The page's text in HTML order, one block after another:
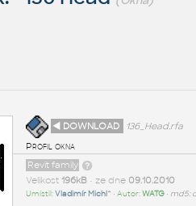
◄ DOWNLOAD
136_Head.rfa
Profil okna
Revit family
Velikost 196kB• ze dne 09.10.2010
Umístil:Vladimír Michl^ • Autor:WATG• md5: